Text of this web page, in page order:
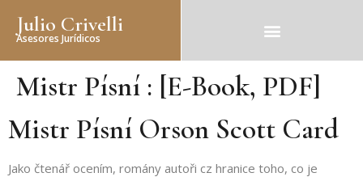
Julio Crivelli
Asesores Jurídicos
Mistr Písní : [E-Book, PDF]
Mistr Písní Orson Scott Card
Jako čtenář ocením, romány autoři cz hranice toho, co je